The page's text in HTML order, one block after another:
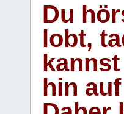
Du
lobt,
hin